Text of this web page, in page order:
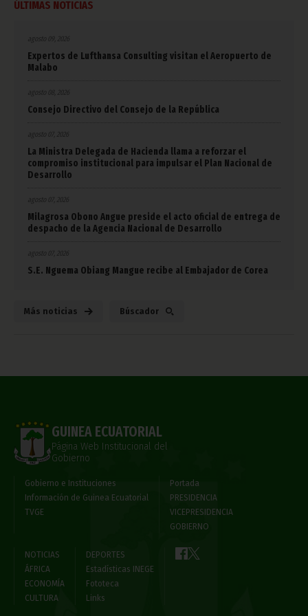
ÚLTIMAS NOTICIAS
agosto 09, 2026
Expertos de Lufthansa Consulting visitan el Aeropuerto de
Malabo
Consejo Directivo del Consejo de la República
agosto 07, 2026
La Ministra Delegada de Hacienda llama a reforzar el
compromiso institucional para impulsar el Plan Nacional de
Desarrollo
agosto 07, 2026
Milagrosa Obono Angue preside el acto oficial de entrega de
despacho de la Agencia Nacional de Desarrollo
agosto 07, 2026
S.E. Nguema Obiang Mangue recibe al Embajador de Corea
Más noticias Búscador
GUINEA ECUATORIAL
Página Web Institucional del
Gobierno
Gobierno e Instituciones
Información de Guinea Ecuatorial
TVGE
Portada
PRESIDENCIA
VICEPRESIDENCIA
GOBIERNO
NOTICIAS
ÁFRICA
ECONOMÍA
CULTURA
DEPORTES
Estadísticas INEGE
Fototeca
Links